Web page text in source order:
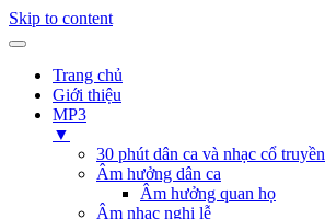
Skip to content
Trang chủ
Giới thiệu
MP3
▼
30 phút dân ca và nhạc cổ truyền
Âm hưởng dân ca
Âm hưởng quan họ
Âm nhạc nghi lễ